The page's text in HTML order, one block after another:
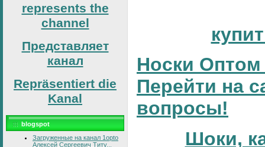
represents the
channel
Представляет
канал
Repräsentiert die
Kanal
blogspot
Загруженные на канал 1opto
Алексей Сергеевич Титу...
Носки Оптом
Перейти на
вопросы!
Шоки,